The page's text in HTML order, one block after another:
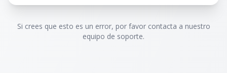
Si crees que esto es un error, por favor contacta a nuestro
equipo de soporte.